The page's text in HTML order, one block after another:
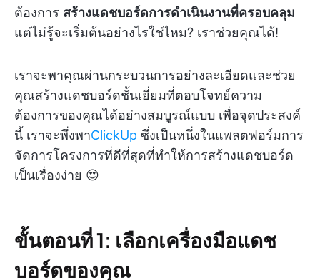
ต้องการ สร้างแดชบอร์ดการดำเนินงานที่ครอบคลุม
แต่ไม่รู้จะเริ่มต้นอย่างไรใช่ไหม? เราช่วยคุณได้!
เราจะพาคุณผ่านกระบวนการอย่างละเอียดและช่วย
คุณสร้างแดชบอร์ดชั้นเยี่ยมที่ตอบโจทย์ความ
ต้องการของคุณได้อย่างสมบูรณ์แบบ เพื่อจุดประสงค์
นี้ เราจะพึ่งพาClickUp ซึ่งเป็นหนึ่งในแพลตฟอร์มการ
จัดการโครงการที่ดีที่สุดที่ทำให้การสร้างแดชบอร์ด
เป็นเรื่องง่าย 😍
ขั้นตอนที่ 1: เลือกเครื่องมือแดช
บอร์ดของคุณ